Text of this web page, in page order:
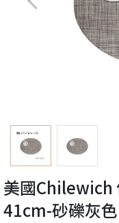
美國
41cm-砂礫灰色